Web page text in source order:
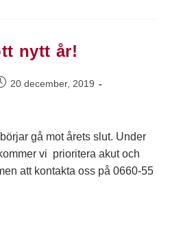
nytt år!
20 december, 2019
gå mot årets slut. Under
vi prioritera akut och
att kontakta oss på 0660-55